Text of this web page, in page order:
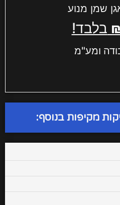
שמן מנוע
בלבד!
ומע"מ
מקיפות בנוסף: